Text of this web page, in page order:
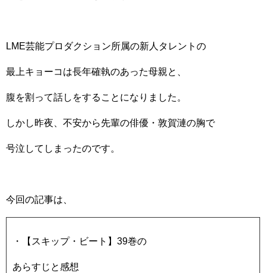
LME芸能プロダクション所属の新人タレントの
最上キョーコは長年確執のあった母親と、
腹を割って話しをすることになりました。
しかし昨夜、不安から先輩の俳優・敦賀漣の胸で
号泣してしまったのです。
今回の記事は、
・【スキップ・ビート】39巻の
あらすじと感想